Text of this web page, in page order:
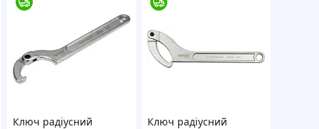
Ключ радіусний
Ключ радіусний